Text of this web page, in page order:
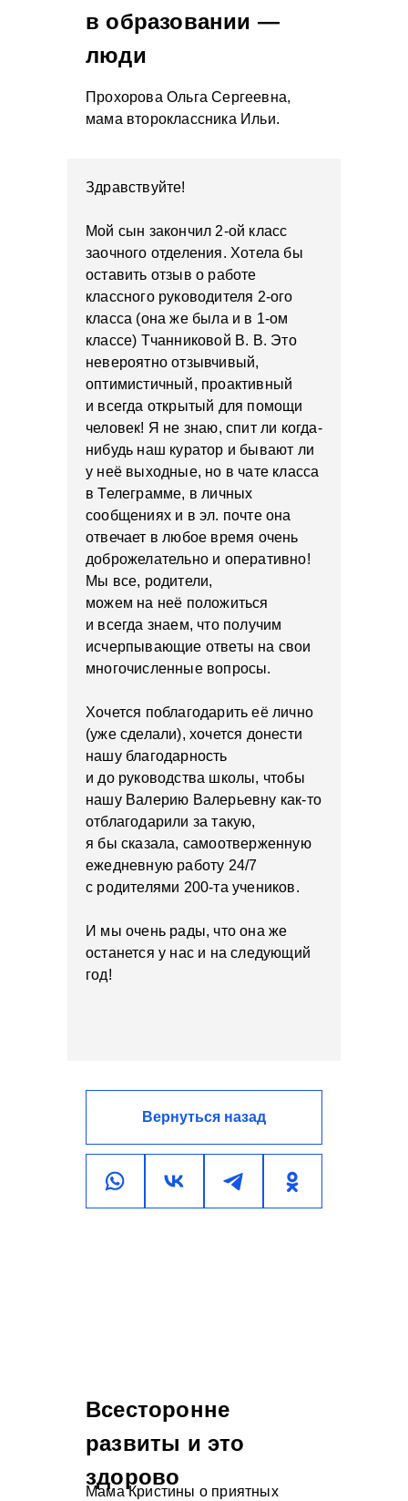
в образовании —
люди
Вернуться назад
Прохорова Ольга Сергеевна,
мама второклассника Ильи.
Здравствуйте!
Мой сын закончил 2-ой класс
заочного отделения. Хотела бы
оставить отзыв о работе
классного руководителя 2-ого
класса (она же была и в 1-ом
классе) Тчанниковой В. В. Это
невероятно отзывчивый,
оптимистичный, проактивный
и всегда открытый для помощи
человек! Я не знаю, спит ли когда-
нибудь наш куратор и бывают ли
у неё выходные, но в чате класса
в Телеграмме, в личных
сообщениях и в эл. почте она
отвечает в любое время очень
доброжелательно и оперативно!
Мы все, родители,
можем на неё положиться
и всегда знаем, что получим
исчерпывающие ответы на свои
многочисленные вопросы.
Хочется поблагодарить её лично
(уже сделали), хочется донести
нашу благодарность
и до руководства школы, чтобы
нашу Валерию Валерьевну как-то
отблагодарили за такую,
я бы сказала, самоотверженную
ежедневную работу 24/7
с родителями 200-та учеников.
И мы очень рады, что она же
останется у нас и на следующий
год!
Всесторонне
развиты и это
здорово
Мама Кристины о приятных